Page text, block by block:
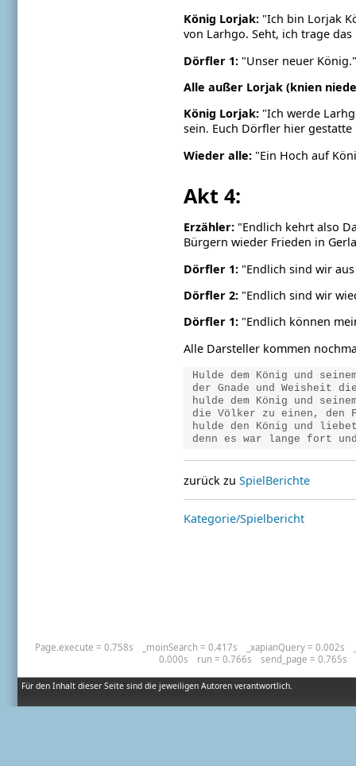
König Lorjak:"Ich bin Lorjak
von Larhgo. Seht, ich trage
Dörfler 1:"Unser neuer König."
Alle außer Lorjak (knien
König Lorjak:"Ich werde
sein. Euch Dörfler hier
Wieder alle:"Ein Hoch auf
Akt 4:
Erzähler:"Endlich kehrt also
Bürgern wieder Frieden in
Dörfler 1:"Endlich sind wir
Dörfler 2:"Endlich sind wir
Dörfler 1:"Endlich können
Alle Darsteller kommen
denn es war lange fort
zurück zu SpielBerichte
Kategorie/Spielbericht
Für den Inhalt dieser Seite sind die jeweiligen Autoren verantwortlich.
Page.execute = 0.758s _moinSearch = 0.417s _xapianQuery = 0.002s
0.000s
run = 0.766s send_page = 0.765s